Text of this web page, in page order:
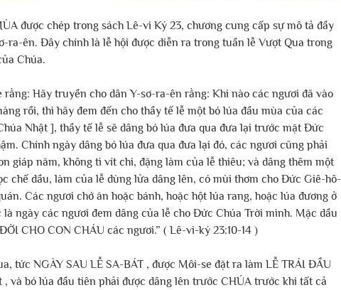
được chép trong sách Lê-vi Ký 23, chương cung cấp sự mô tả đầy
ra-ên. Đây chính là lễ hội được diễn ra trong tuần lễ Vượt Qua trong
Chúa.
Hãy truyền cho dân Y-sơ-ra-ên rằng: Khi nào các ngươi đã vào
rồi, thì hãy đem đến cho thầy tế lễ một bó lúa đầu mùa của các
Nhật ], thầy tế lễ sẽ dâng bó lúa đưa qua đưa lại trước mặt Đức
Chính ngày dâng bó lúa đưa qua đưa lại đó, các ngươi cũng phải
giáp năm, không tì vít chi, đặng làm của lễ thiêu; và dâng thêm một
chế dầu, làm của lễ dùng lửa dâng lên, có mùi thơm cho Đức Giê-hô-
Các ngươi chớ ăn hoặc bánh, hoặc hột lúa rang, hoặc lúa đương ở
ngày các ngươi đem dâng của lễ cho Đức Chúa Trời mình. Mặc dầu
CHO CON CHÁU các ngươi.” ( Lê-vi-ký 23:10-14 )
tức NGÀY SAU LỄ SA-BÁT , được Môi-se đặt ra làm LỄ TRÁI ĐẦU
và bó lúa đầu tiên phải được dâng lên trước CHÚA trước khi tất cả